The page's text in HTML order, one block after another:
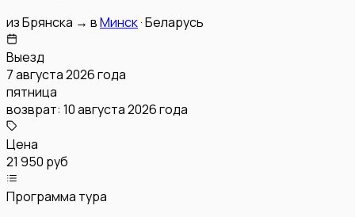
изБрянска → вМинск·Беларусь
Выезд
7 августа 2026 года
пятница
возврат: 10 августа 2026 года
Цена
21 950 руб
Программа тура